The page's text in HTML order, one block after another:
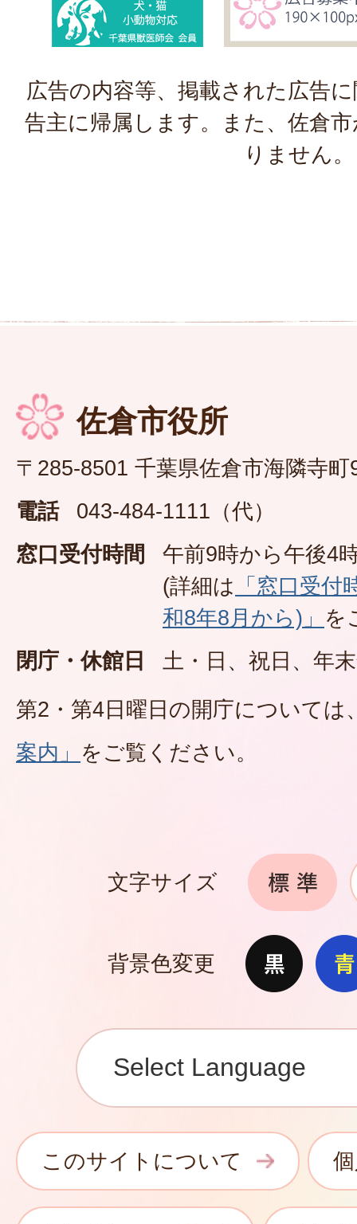
広告の内容等、掲載された広告
告主に帰属します。また、佐倉
りません。
佐倉市役所
〒285-8501 千葉県佐倉市海隣寺町
電話
043-484-1111（代）
窓口受付時間
午前9時から午後4
(詳細は 「窓口受
和8年8月から)」 を
閉庁・休館日
土・日、祝日、年
第2・第4日曜日の開庁については
案内」 をご覧ください。
文字サイズ
背景色変更
このサイトについて